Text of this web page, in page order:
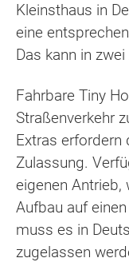
Kleinsthaus in
eine
Das kann in
Fahrbare Tiny
Straßenverkehr
Extras erfordern
Zulassung.
eigenen
Aufbau auf
muss es in
zugelassen